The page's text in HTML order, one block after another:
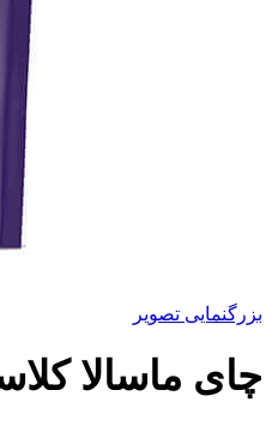
بزرگنمایی تصویر
چای ماسالا